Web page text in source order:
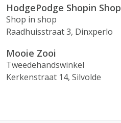
HodgePodge Shopin Shop
Shop in shop
Raadhuisstraat 3, Dinxperlo
Mooie Zooi
Tweedehandswinkel
Kerkenstraat 14, Silvolde